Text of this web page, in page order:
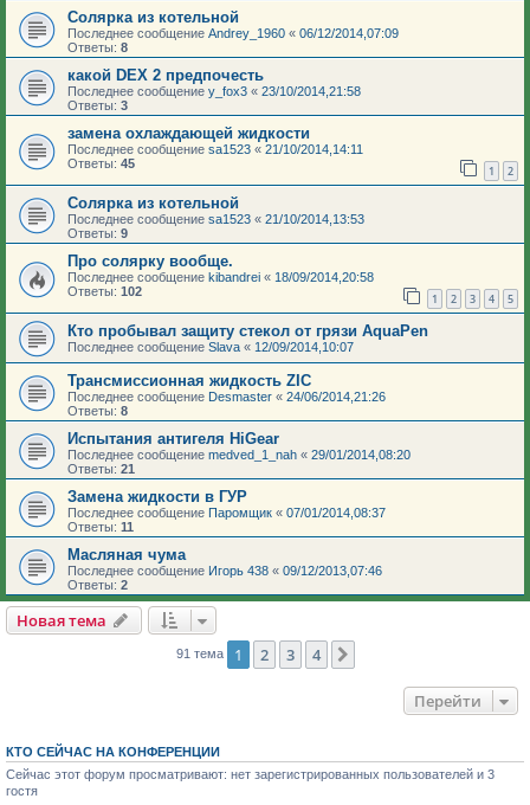
Солярка из котельной
Последнее сообщение Andrey_1960 « 06/12/2014,07:09
Ответы: 8
какой DEX 2 предпочесть
Последнее сообщение y_fox3 « 23/10/2014,21:58
Ответы: 3
замена охлаждающей жидкости
Последнее сообщение sa1523 « 21/10/2014,14:11
Ответы: 45 1 2
Солярка из котельной
Последнее сообщение sa1523 « 21/10/2014,13:53
Ответы: 9
Про солярку вообще.
Последнее сообщение kibandrei « 18/09/2014,20:58
Ответы: 102 1 2 3 4 5
Кто пробывал защиту стекол от грязи AquaPen
Последнее сообщение Slava « 12/09/2014,10:07
Трансмиссионная жидкость ZIC
Последнее сообщение Desmaster « 24/06/2014,21:26
Ответы: 8
Испытания антигеля HiGear
Последнее сообщение medved_1_nah « 29/01/2014,08:20
Ответы: 21
Замена жидкости в ГУР
Последнее сообщение Паромщик « 07/01/2014,08:37
Ответы: 11
Масляная чума
Последнее сообщение Игорь 438 « 09/12/2013,07:46
Ответы: 2
Новая тема
91 тема 1 2 3 4
Перейти
КТО СЕЙЧАС НА КОНФЕРЕНЦИИ
Сейчас этот форум просматривают: нет зарегистрированных пользователей и 3
гостя